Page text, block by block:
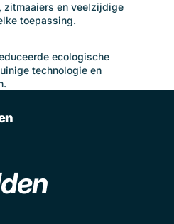
zitmaaiers en veelzijdige
toepassing.
ecologische
technologie en